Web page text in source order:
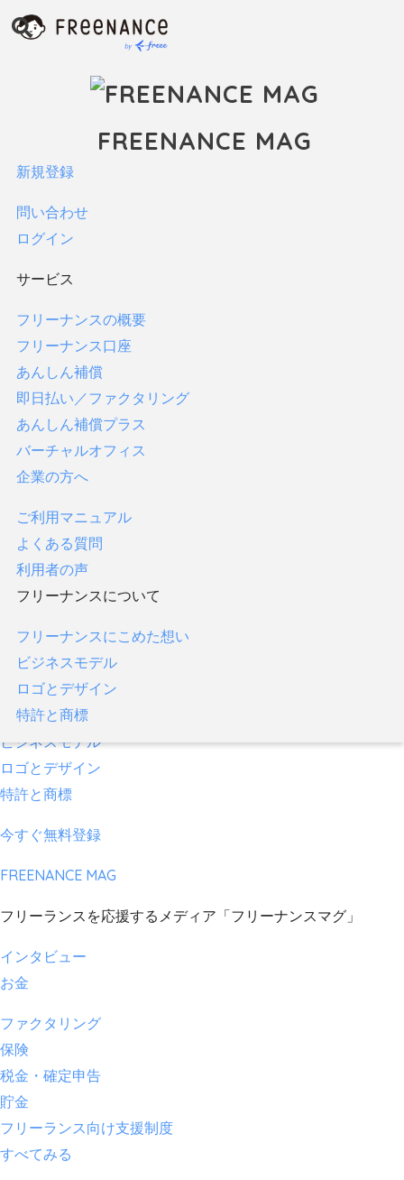
FREENANCE MAG
新規登録
問い合わせ
ログイン
サービス
フリーナンスの概要
フリーナンス口座
あんしん補償
即日払い／ファクタリング
あんしん補償プラス
バーチャルオフィス
企業の方へ
ご利用マニュアル
よくある質問
利用者の声
フリーナンスについて
フリーナンスにこめた想い
ビジネスモデル
ロゴとデザイン
特許と商標
インタビュー
ファクタリング
税金・確定申告
貯金
すべてみる
フリーランスコラム
法律
フリーナンスの概要
フリーナンス口座
あんしん補償
即日払い／ファクタリング
バーチャルオフィス
企業の方へ
ご利用マニュアル
フリーナンスにこめた想い
ビジネスモデル
ロゴとデザイン
特許と商標
今すぐ無料登録
FREENANCE MAG
フリーランスを応援するメディア「フリーナンスマグ」
インタビュー
お金
ファクタリング
保険
税金・確定申告
貯金
フリーランス向け支援制度
すべてみる